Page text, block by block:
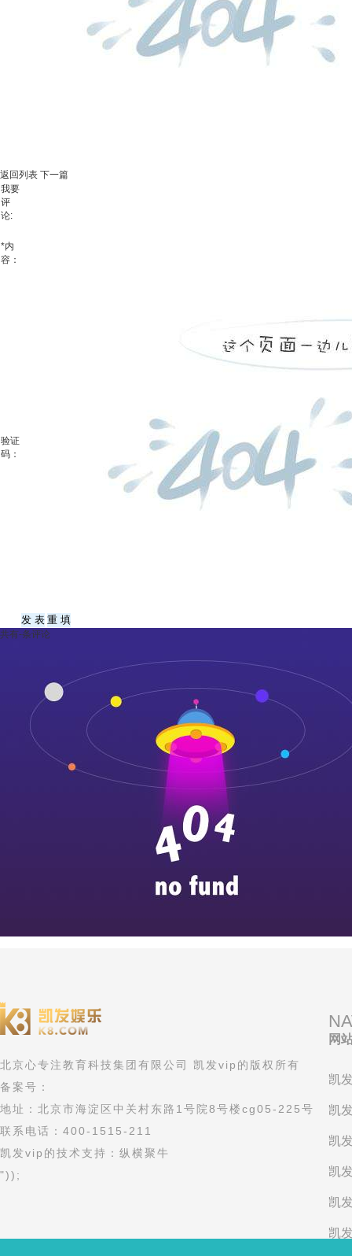
返回列表 下一篇
我要
评
论:
*内
容：
验证
码：
共有-条评论
北京心专注教育科技集团有限公司 凯发vip的版权所有
备案号：
地址：北京市海淀区中关村东路1号院8号楼cg05-225号
联系电话：400-1515-211
凯发vip的技术支持：纵横聚牛
"));
网
凯
凯
凯
凯
凯
凯